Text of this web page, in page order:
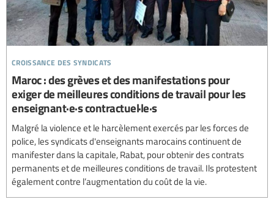
croissance des syndicats
Maroc : des grèves et des manifestations pour
exiger de meilleures conditions de travail pour les
enseignant·e·s contractuel·le·s
Malgré la violence et le harcèlement exercés par les forces de
police, les syndicats d'enseignants marocains continuent de
manifester dans la capitale, Rabat, pour obtenir des contrats
permanents et de meilleures conditions de travail. Ils protestent
également contre l’augmentation du coût de la vie.